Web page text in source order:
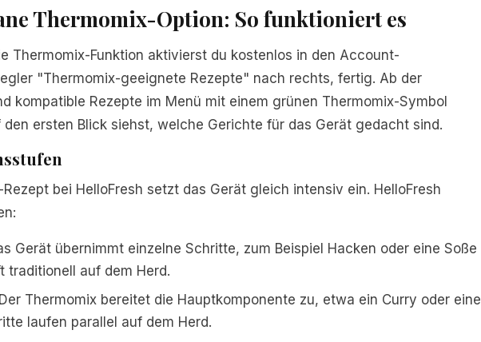
Thermomix-Option: So funktioniert es
Thermomix-Funktion aktivierst du kostenlos in den Account-
"Thermomix-geeignete Rezepte" nach rechts, fertig. Ab der
kompatible Rezepte im Menü mit einem grünen Thermomix-Symbol
ersten Blick siehst, welche Gerichte für das Gerät gedacht sind.
bei HelloFresh setzt das Gerät gleich intensiv ein. HelloFresh
Gerät übernimmt einzelne Schritte, zum Beispiel Hacken oder eine Soße
traditionell auf dem Herd.
Der Thermomix bereitet die Hauptkomponente zu, etwa ein Curry oder eine
laufen parallel auf dem Herd.